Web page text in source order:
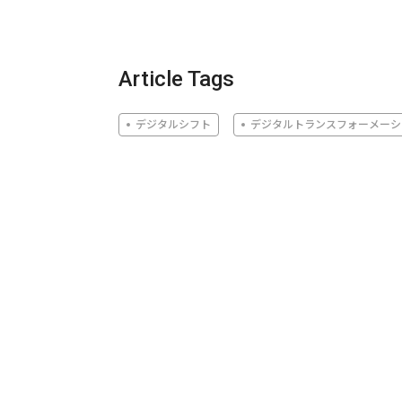
Article Tags
デジタルシフト デジタルトランスフォーメー